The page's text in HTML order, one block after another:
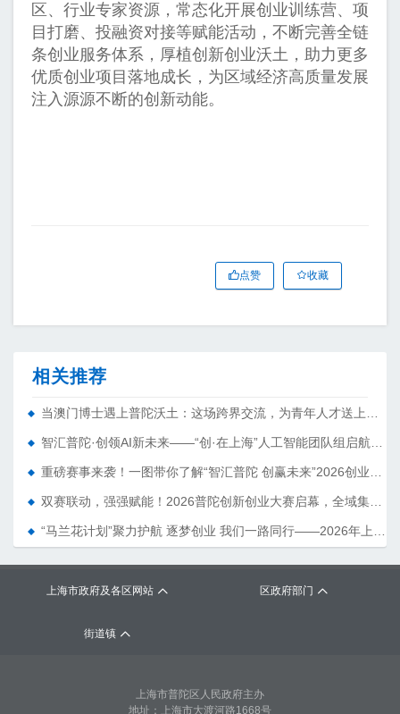
区、行业专家资源，常态化开展创业训练营、项
目打磨、投融资对接等赋能活动，不断完善全链
条创业服务体系，厚植创新创业沃土，助力更多
优质创业项目落地成长，为区域经济高质量发展
注入源源不断的创新动能。
点赞 收藏
相关推荐
上海市政府及各区网站 区政府部门
街道镇
上海市普陀区人民政府主办
地址：上海市大渡河路1668号